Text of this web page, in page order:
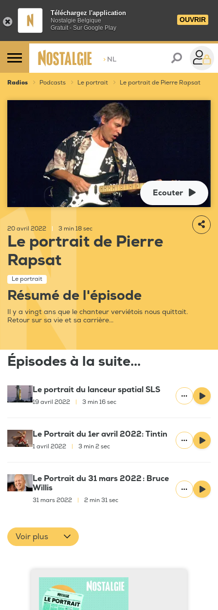
Téléchargez l'application
Nostalgie Belgique
Gratuit - Sur Google Play
OUVRIR
> NL
Radios Podcasts Le portrait Le portrait de Pierre Rapsat
Ecouter
20 avril 2022 3 min 18 sec
Le portrait de Pierre
Rapsat
Le portrait
Résumé de l'épisode
Il y a vingt ans que le chanteur verviétois nous quittait.
Retour sur sa vie et sa carrière...
Épisodes à la suite...
Le portrait du lanceur spatial SLS
19 avril 2022 3 min 16 sec
Le Portrait du 1er avril 2022: Tintin
1 avril 2022 3 min 2 sec
Le Portrait du 31 mars 2022 : Bruce
Willis
31 mars 2022 2 min 31 sec
Voir plus